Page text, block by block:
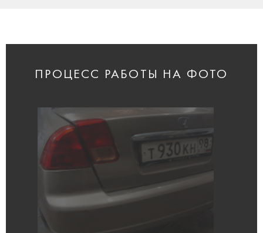
ПРОЦЕСС РАБОТЫ НА ФОТО